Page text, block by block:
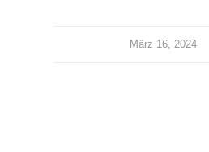
März 16, 2024